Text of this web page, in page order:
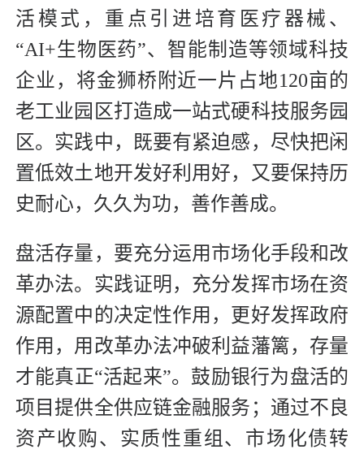
活模式，重点引进培育医疗器械、
“AI+生物医药”、智能制造等领域科技
企业，将金狮桥附近一片占地120亩的
老工业园区打造成一站式硬科技服务园
区。实践中，既要有紧迫感，尽快把闲
置低效土地开发好利用好，又要保持历
史耐心，久久为功，善作善成。
盘活存量，要充分运用市场化手段和改
革办法。实践证明，充分发挥市场在资
源配置中的决定性作用，更好发挥政府
作用，用改革办法冲破利益藩篱，存量
才能真正“活起来”。鼓励银行为盘活的
项目提供全供应链金融服务；通过不良
资产收购、实质性重组、市场化债转